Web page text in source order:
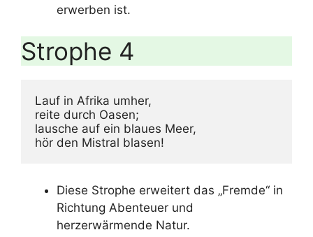
erwerben ist.
Strophe 4
Lauf in Afrika umher,
reite durch Oasen;
lausche auf ein blaues Meer,
hör den Mistral blasen!
Diese Strophe erweitert das „Fremde“ in
Richtung Abenteuer und
herzerwärmende Natur.